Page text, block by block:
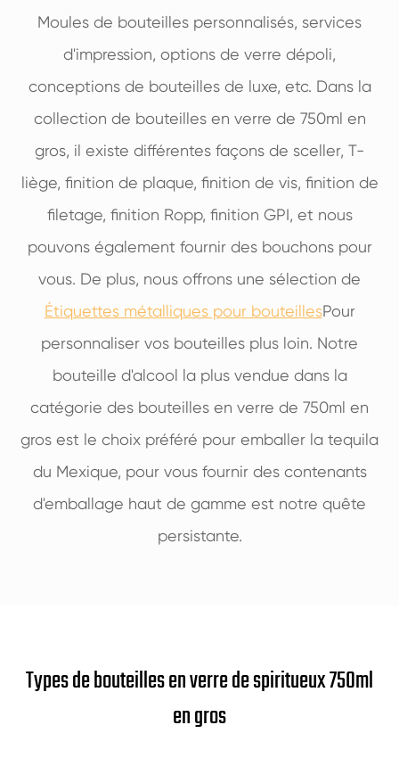
Moules de bouteilles personnalisés, services
d'impression, options de verre dépoli,
conceptions de bouteilles de luxe, etc. Dans la
collection de bouteilles en verre de 750ml en
gros, il existe différentes façons de sceller, T-
liège, finition de plaque, finition de vis, finition de
filetage, finition Ropp, finition GPI, et nous
pouvons également fournir des bouchons pour
vous. De plus, nous offrons une sélection de
Étiquettes métalliques pour bouteillesPour
personnaliser vos bouteilles plus loin. Notre
bouteille d'alcool la plus vendue dans la
catégorie des bouteilles en verre de 750ml en
gros est le choix préféré pour emballer la tequila
du Mexique, pour vous fournir des contenants
d'emballage haut de gamme est notre quête
persistante.
Types de bouteilles en verre de spiritueux 750ml
en gros